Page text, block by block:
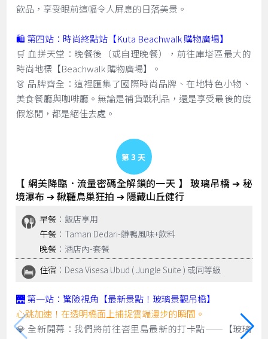
飲品，享受眼前這幅令人屏息的日落美景。
🛍️ 第四站：時尚終點站【Kuta Beachwalk 購物廣場】
🛒 血拼天堂：晚餐後（或自理晚餐），前往庫塔區最大的
時尚地標【Beachwalk 購物廣場】。
👗 品牌齊全：這裡匯集了國際時尚品牌、在地特色小物、
美食餐廳與咖啡廳。無論是補貨戰利品，還是享受最後的度
假悠閒，都是絕佳去處。
Day 3
【 網美降臨．流量密碼全解鎖的一天 】 玻璃吊橋 ➔ 秘
境瀑布 ➔ 鞦韆鳥巢狂拍 ➔ 隱藏山丘健行
早餐 ：飯店享用
午餐 ：Taman Dedari-髒鴨風味+飲料
晚餐 ：酒店內-套餐
住宿 ：Desa Visesa Ubud ( Jungle Suite ) 或同等級
🌉 第一站：驚險視角【最新景點！玻璃景觀吊橋】
心跳加速！在透明橋面上捕捉雲端漫步的瞬間。
💎 全新開幕：我們將前往峇里島最新的打卡點——【玻璃